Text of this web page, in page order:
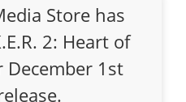
Store has
2: Heart of
1st